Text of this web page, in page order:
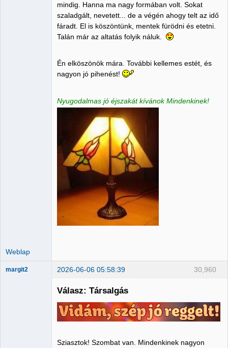
mindig. Hanna ma nagy formában volt. Sokat
szaladgált, nevetett... de a végén ahogy telt az idő
fáradt. El is köszöntünk, mentek fürödni és etetni.
Talán már az altatás folyik náluk.
Én elköszönök mára. További kellemes estét, és
nagyon jó pihenést!
Nyugodalmas jó éjszakát kívánok Mindenkinek!
Weblap
30,960
margit2 2026-06-06 05:58:39
Válasz: Társalgás
Sziasztok! Szombat van. Mindenkinek nagyon